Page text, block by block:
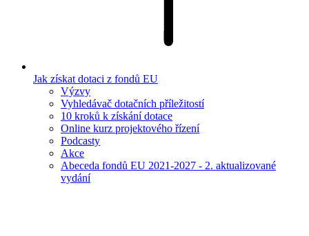
Jak získat dotaci z fondů EU
Výzvy
Vyhledávač dotačních příležitostí
10 kroků k získání dotace
Online kurz projektového řízení
Podcasty
Akce
Abeceda fondů EU 2021-2027 - 2. aktualizované
vydání